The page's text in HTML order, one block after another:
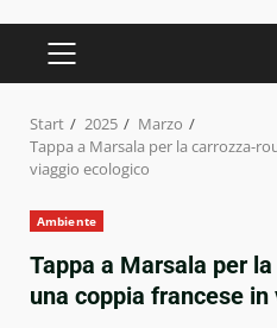
PRIMÄRES
MENÜ
Start 2025
Marzo
Tappa a Marsala per la carrozza-
viaggio ecologico
Ambiente
Tappa a Marsala per
una coppia francese